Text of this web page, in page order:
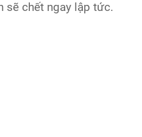
sẽ chết ngay lập tức.